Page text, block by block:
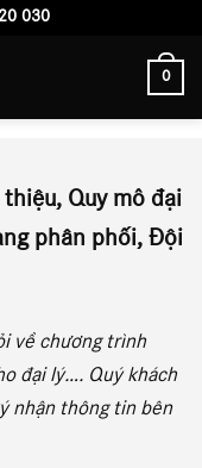
030
0
thiệu, Quy mô đại
phân phối, Đội
về chương trình
đại lý…. Quý khách
nhận thông tin bên